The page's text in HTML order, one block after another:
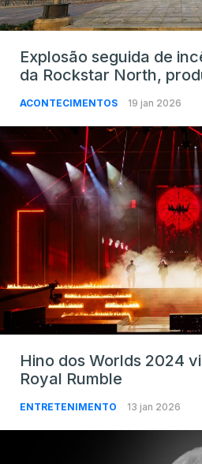
Explosão seguida de
da Rockstar North,
ACONTECIMENTOS 19 jan 2026
Hino dos Worlds 2024
Royal Rumble
ENTRETENIMENTO 13 jan 2026